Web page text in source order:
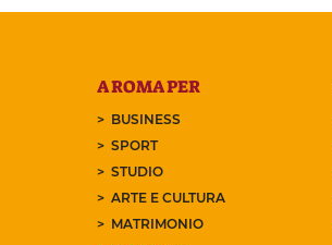
A ROMA PER
BUSINESS
SPORT
STUDIO
ARTE E CULTURA
MATRIMONIO